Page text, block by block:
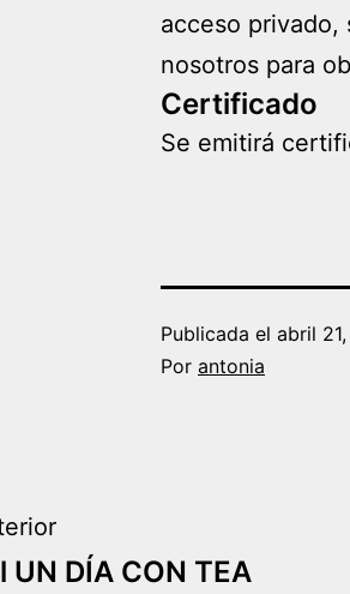
acceso
nosotros para
Certificado
Se emitirá
Publicada el abril
Por antonia
UN DÍA CON TEA